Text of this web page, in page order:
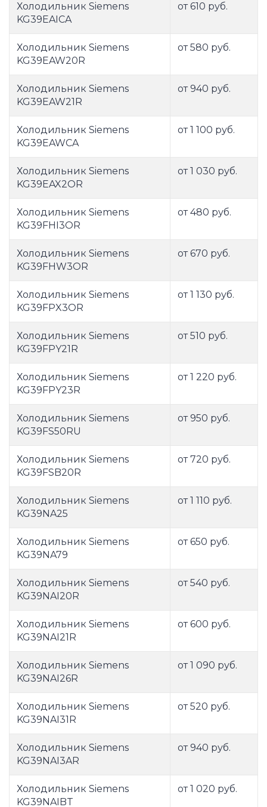
Холодильник Siemens
KG39EAICA
от 610 руб.
Холодильник Siemens
KG39EAW20R
от 580 руб.
Холодильник Siemens
KG39EAW21R
от 940 руб.
Холодильник Siemens
KG39EAWCA
от 1 100 руб.
Холодильник Siemens
KG39EAX2OR
от 1 030 руб.
Холодильник Siemens
KG39FHI3OR
от 480 руб.
Холодильник Siemens
KG39FHW3OR
от 670 руб.
Холодильник Siemens
KG39FPX3OR
от 1 130 руб.
Холодильник Siemens
KG39FPY21R
от 510 руб.
Холодильник Siemens
KG39FPY23R
от 1 220 руб.
Холодильник Siemens
KG39FS50RU
от 950 руб.
Холодильник Siemens
KG39FSB20R
от 720 руб.
Холодильник Siemens
KG39NA25
от 1 110 руб.
Холодильник Siemens
KG39NA79
от 650 руб.
Холодильник Siemens
KG39NAI20R
от 540 руб.
Холодильник Siemens
KG39NAI21R
от 600 руб.
Холодильник Siemens
KG39NAI26R
от 1 090 руб.
Холодильник Siemens
KG39NAI31R
от 520 руб.
Холодильник Siemens
KG39NAI3AR
от 940 руб.
Холодильник Siemens
KG39NAIBT
от 1 020 руб.